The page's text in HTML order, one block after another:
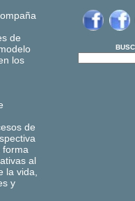
de
los
de
forma
al
la vida,
y